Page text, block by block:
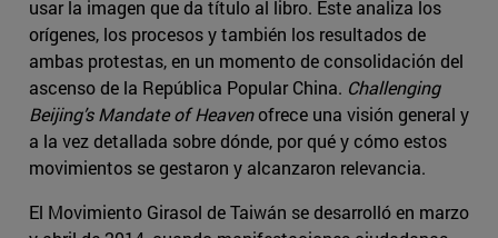
usar la imagen que da título al libro. Este analiza los
orígenes, los procesos y también los resultados de
ambas protestas, en un momento de consolidación del
ascenso de la República Popular China. Challenging
Beijing’s Mandate of Heavenofrece una visión general y
a la vez detallada sobre dónde, por qué y cómo estos
movimientos se gestaron y alcanzaron relevancia.
El Movimiento Girasol de Taiwán se desarrolló en marzo